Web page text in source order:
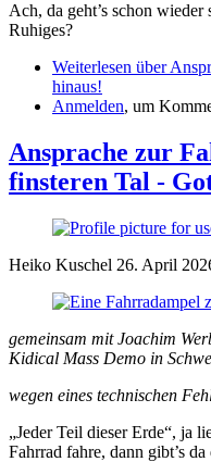
Ach, da geht’s schon
Ruhiges?
Weiterlesen über
hinaus!
Anmelden, um
Ansprache zur
finsteren Tal -
Heiko Kuschel 26. April
gemeinsam mit Joachim
Kidical Mass Demo in
wegen eines technischen
„Jeder Teil dieser Erde“, ja
Fahrrad fahre, dann gibt’s